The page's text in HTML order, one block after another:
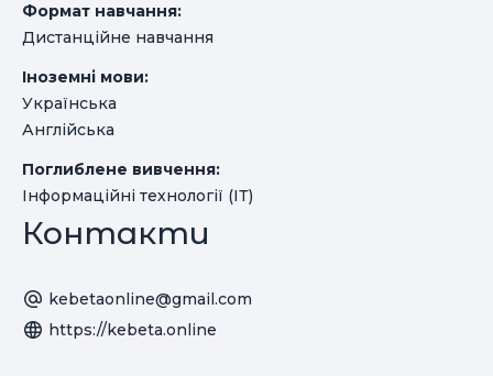
Формат навчання:
Дистанційне навчання
Іноземні мови:
Українська
Англійська
Поглиблене вивчення:
Інформаційні технології (ІТ)
Контакти
kebetaonline@gmail.com
https://kebeta.online